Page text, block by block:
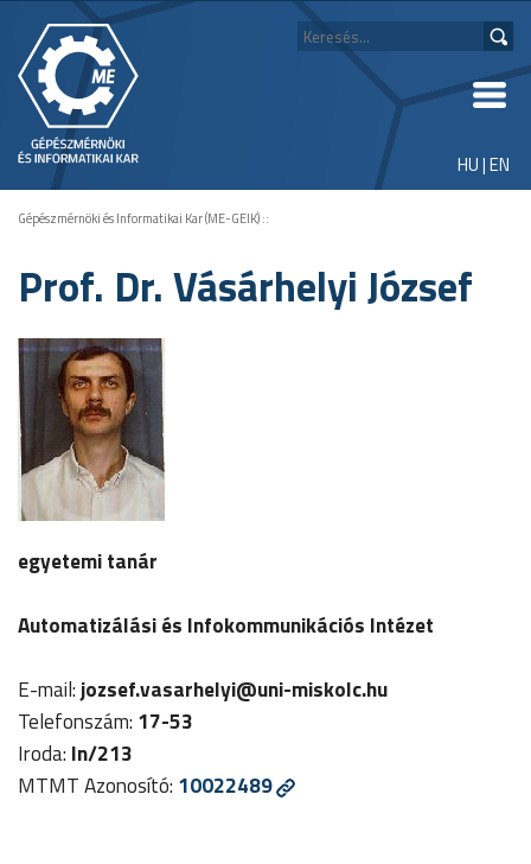
HU|EN
Gépészmérnöki és Informatikai Kar (ME-GEIK)::
Prof. Dr. Vásárhelyi József
egyetemi tanár
Automatizálási és Infokommunikációs Intézet
E-mail:jozsef.vasarhelyi@uni-miskolc.hu
Telefonszám: 17-53
Iroda: In/213
MTMT Azonosító: 10022489